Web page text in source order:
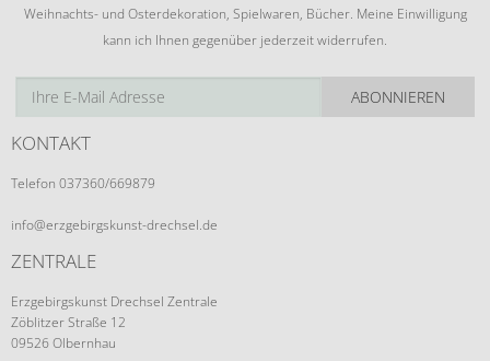
Weihnachts- und Osterdekoration, Spielwaren, Bücher. Meine Einwilligung
kann ich Ihnen gegenüber jederzeit widerrufen.
ABONNIEREN
KONTAKT
Telefon 037360/669879
info@erzgebirgskunst-drechsel.de
ZENTRALE
Erzgebirgskunst Drechsel Zentrale
Zöblitzer Straße 12
09526 Olbernhau